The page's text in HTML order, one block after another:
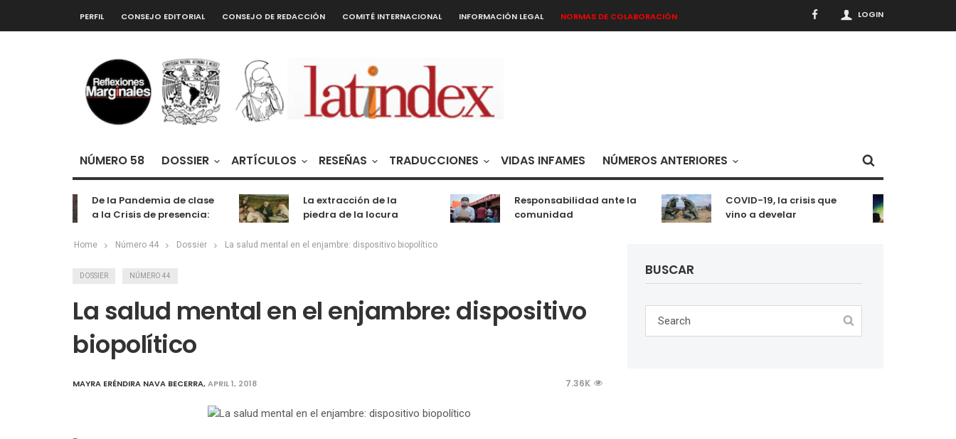
LOGIN
PERFIL CONSEJO EDITORIAL CONSEJO DE REDACCIÓN COMITÉ INTERNACIONAL INFORMACIÓN LEGAL NORMAS DE COLABORACIÓN
NÚMERO 58 DOSSIER ARTÍCULOS RESEÑAS TRADUCCIONES VIDAS INFAMES NÚMEROS ANTERIORES
De la Pandemia de clase
a la Crisis de presencia:
entretenimiento
La extracción de la
piedra de la locura
Responsabilidad ante la
comunidad
COVID-19, la crisis que
vino a develar
Home Número 44 Dossier La salud mental en el enjambre: dispositivo biopolítico
DOSSIER NÚMERO 44
La salud mental en el enjambre: dispositivo
biopolítico
MAYRA ERÉNDIRA NAVA BECERRA,APRIL 1, 2018 7.36K
BUSCAR